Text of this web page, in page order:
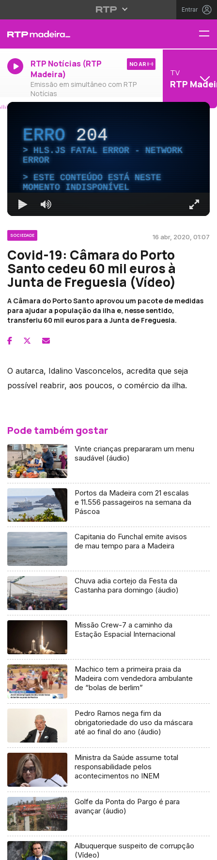
Entrar
RTP Notícias (RTP
Madeira)
Emissão em simultâneo com RTP
Notícias
NO AR
TV
RTP
ERRO204
HLS.JS FATAL ERROR - NETWORK
ERROR
ESTE CONTEÚDO ESTÁ NESTE
MOMENTO INDISPONÍVEL
SOCIEDADE 16 abr, 2020, 01:07
Covid-19: Câmara do Porto
Santo cedeu 60 mil euros à
Junta de Freguesia (Vídeo)
A Câmara do Porto Santo aprovou um pacote de medidas
para ajudar a população da ilha e, nesse sentido,
transferiu 60 mil euros para a Junta de Freguesia.
O autarca, Idalino Vasconcelos, acredita que seja
possível reabrir, aos poucos, o comércio da ilha.
Pode também gostar
Vinte crianças prepararam um menu
saudável (áudio)
Portos da Madeira com 21 escalas
e 11.556 passageiros na semana da
Páscoa
Capitania do Funchal emite avisos
de mau tempo para a Madeira
Chuva adia cortejo da Festa da
Castanha para domingo (áudio)
Missão Crew-7 a caminho da
Estação Espacial Internacional
Machico tem a primeira praia da
Madeira com vendedora ambulante
de “bolas de berlim”
Pedro Ramos nega fim da
obrigatoriedade do uso da máscara
até ao final do ano (áudio)
Ministra da Saúde assume total
responsabilidade pelos
acontecimentos no INEM
Golfe da Ponta do Pargo é para
avançar (áudio)
Albuquerque suspeito de corrupção
(Vídeo)